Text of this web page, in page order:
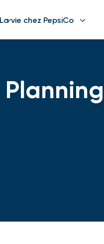
La vie chez PepsiCo